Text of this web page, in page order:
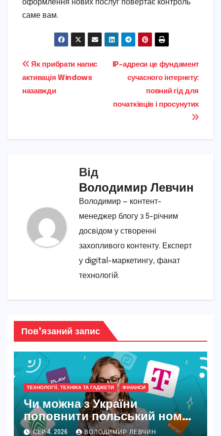
оформлення нових послуг повертає контроль
саме вам.
Навігація
записів
IP-адреси це фундамент
сучасного інтернету:
повний гід для
початківців і просунутих
Як прибрати напис
активація Windows
назавжди
Від
Володимир Левчин
Володимир — контент-
менеджер блогу з 5-річним
досвідом у створенні
захопливого контенту. Експерт
у digital-маркетингу, фанат
технологій.
Пов’язаний запис
ТЕХНОЛОГІЇ, ТЕХНІКА ТА ГАДЖЕТИ ФІНАНСИ
Чи можна з України
поповнити польський номер
у 2026 році
СЕР 4, 2026 ВОЛОДИМИР ЛЕВЧИН